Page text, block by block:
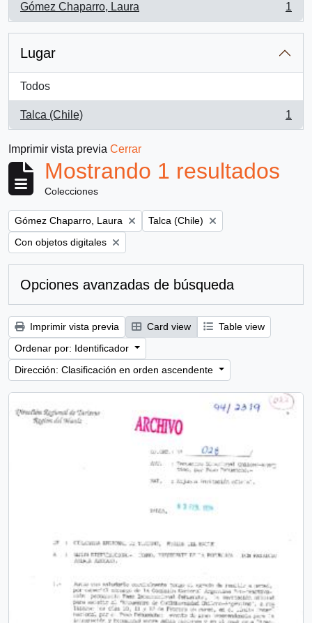
Gómez Chaparro, Laura
, 1 resultados
1
Lugar
Todos
Talca (Chile)
, 1 resultados
1
Imprimir vista previa Cerrar
Mostrando 1 resultados
Colecciones
Remove filter:
Gómez Chaparro, Laura Remove filter:
Talca (Chile)
Remove filter:
Con objetos digitales
Opciones avanzadas de búsqueda
Imprimir vista previa Card view
Table view
Ordenar por: Identificador
Dirección: Clasificación en orden ascendente